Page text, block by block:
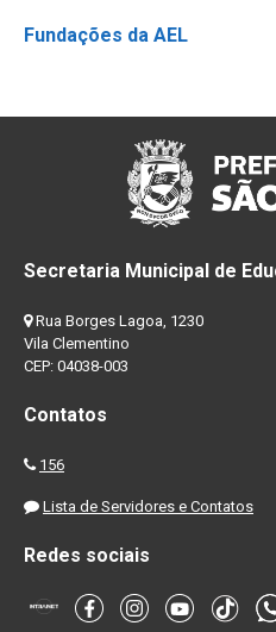
Fundações da AEL
Secretaria Municipal de
Rua Borges Lagoa, 1230
Vila Clementino
CEP: 04038-003
Contatos
156
Lista de Servidores e Contatos
Redes sociais